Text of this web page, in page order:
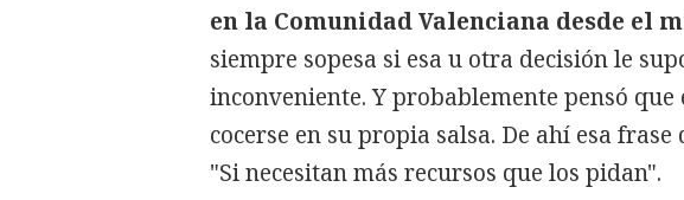
en la Comunidad Valenciana desde el
siempre sopesa si esa u otra decisión le
inconveniente. Y probablemente pensó
cocerse en su propia salsa. De ahí esa
"Si necesitan más recursos que los pidan".